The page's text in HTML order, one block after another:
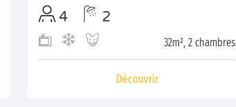
4 2
32m², 2 chambres
Découvrir